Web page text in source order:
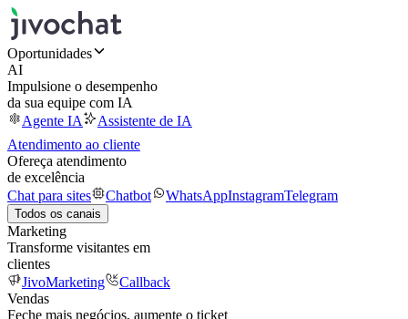
Oportunidades
AI
Impulsione o desempenho
da sua equipe com IA
Agente IA
Assistente de IA
Atendimento ao cliente
Ofereça atendimento
de excelência
Chat para sites
Chatbot WhatsAppInstagramTelegram
Todos os canais
Marketing
Transforme visitantes em
clientes
JivoMarketing
Callback
Vendas
Feche mais negócios, aumente o ticket